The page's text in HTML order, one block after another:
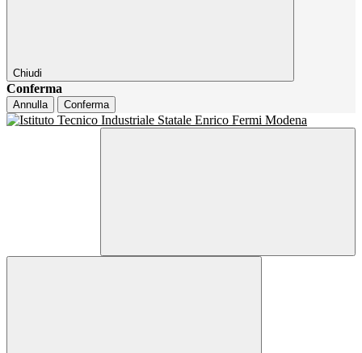
Chiudi
Conferma
Annulla Conferma